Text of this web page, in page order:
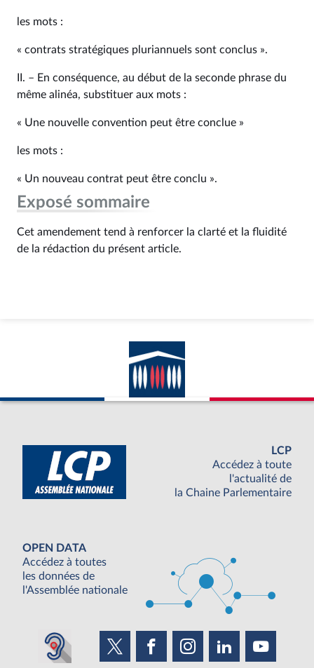
les mots :
« contrats stratégiques pluriannuels sont conclus ».
II. – En conséquence, au début de la seconde phrase du
même alinéa, substituer aux mots :
« Une nouvelle convention peut être conclue »
les mots :
« Un nouveau contrat peut être conclu ».
Exposé sommaire
Cet amendement tend à renforcer la clarté et la fluidité
de la rédaction du présent article.
LCP
Accédez à toute
l'actualité de
la Chaine Parlementaire
OPEN DATA
Accédez à toutes
les données de
l'Assemblée nationale